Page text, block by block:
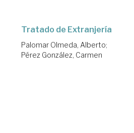
Tratado de Extranjería
Palomar Olmeda, Alberto;
Pérez González, Carmen